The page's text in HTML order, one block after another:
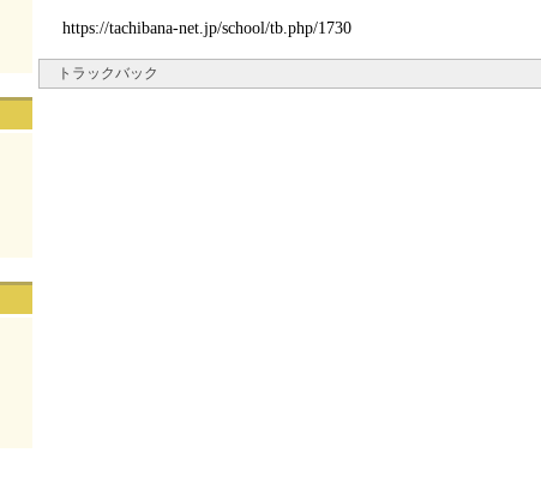
https://tachibana-net.jp/school/tb.php/1730
トラックバック